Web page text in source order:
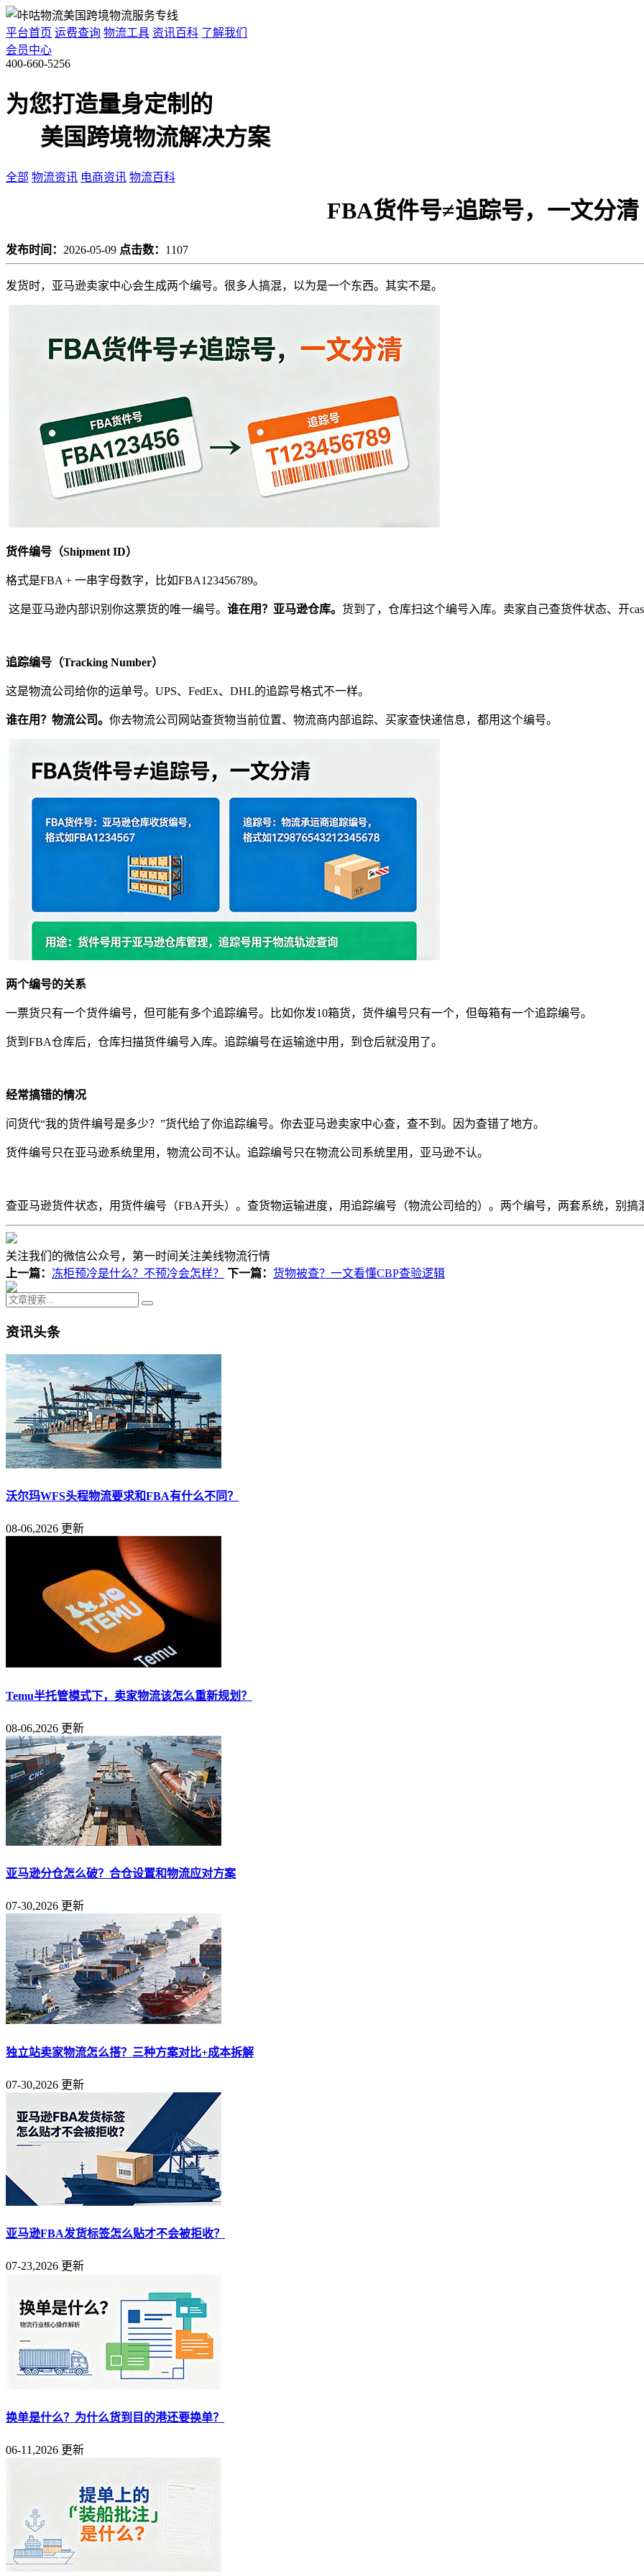
平台首页 运费查询 物流工具 资讯百科 了解我们
会员中心
400-660-5256
为您打造量身定制的
美国跨境物流解决方案
全部 物流资讯 电商资讯 物流百科
FBA货件号≠追踪号，一文分清
发布时间： 2026-05-09 点击数： 1107
发货时，亚马逊卖家中心会生成两个编号。很多人搞混，以为是一个东西。其实不是。
货件编号（Shipment ID）
格式是FBA + 一串字母数字，比如FBA123456789。
这是亚马逊内部识别你这票货的唯一编号。 谁在用？亚马逊仓库。 货到了，仓库扫这个编号入库。卖家自己查货件状态、开
追踪编号（Tracking Number）
这是物流公司给你的运单号。UPS、FedEx、DHL的追踪号格式不一样。
谁在用？物流公司。 你去物流公司网站查货物当前位置、物流商内部追踪、买家查快递信息，都用这个编号。
两个编号的关系
一票货只有一个货件编号，但可能有多个追踪编号。比如你发10箱货，货件编号只有一个，但每箱有一个追踪编号。
货到FBA仓库后，仓库扫描货件编号入库。追踪编号在运输途中用，到仓后就没用了。
经常搞错的情况
问货代“我的货件编号是多少？”货代给了你追踪编号。你去亚马逊卖家中心查，查不到。因为查错了地方。
货件编号只在亚马逊系统里用，物流公司不认。追踪编号只在物流公司系统里用，亚马逊不认。
查亚马逊货件状态，用货件编号（FBA开头）。查货物运输进度，用追踪编号（物流公司给的）。两个编号，两套系统，别搞
关注我们的微信公众号，第一时间关注美线物流行情
上一篇： 冻柜预冷是什么？不预冷会怎样？ 下一篇： 货物被查？一文看懂CBP查验逻辑
资讯头条
沃尔玛WFS头程物流要求和FBA有什么不同？
08-06,2026 更新
Temu半托管模式下，卖家物流该怎么重新规划？
08-06,2026 更新
亚马逊分仓怎么破？合仓设置和物流应对方案
07-30,2026 更新
独立站卖家物流怎么搭？三种方案对比+成本拆解
07-30,2026 更新
亚马逊FBA发货标签怎么贴才不会被拒收？
07-23,2026 更新
换单是什么？为什么货到目的港还要换单？
06-11,2026 更新